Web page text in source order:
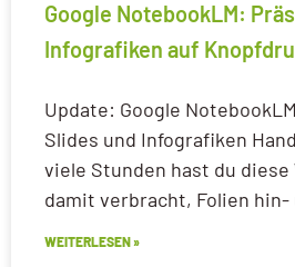
Google NotebookLM:
Infografiken auf
Update: Google
Slides und Infografiken
viele Stunden hast du diese
damit verbracht, Folien hin-
WEITERLESEN »